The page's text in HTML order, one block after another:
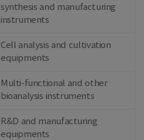
synthesis and manufacturing
instruments
Cell analysis and cultivation
equipments
Multi-functional and other
bioanalysis instruments
R&D and manufacturing
equipments